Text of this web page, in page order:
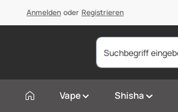
Zur Hauptnavigation springen
Anmelden oder Registrieren
Vape Shisha